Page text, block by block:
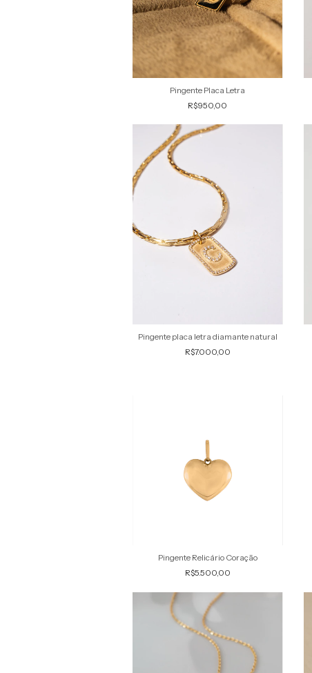
Pingente Placa Letra
R$950,00
Pingente placa letra diamante natural
R$7.000,00
Pingente Relicário Coração
R$5.500,00